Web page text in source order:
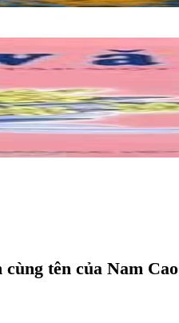
tên của Nam Cao